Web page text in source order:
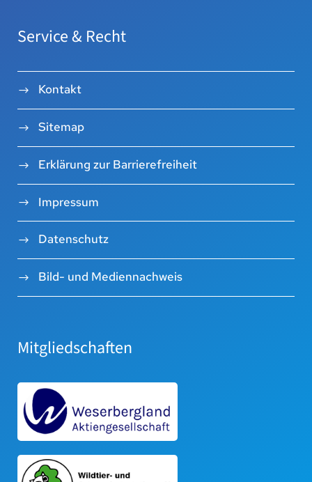
Service & Recht
Kontakt
Sitemap
Erklärung zur Barrierefreiheit
Impressum
Datenschutz
Bild- und Mediennachweis
Mitgliedschaften